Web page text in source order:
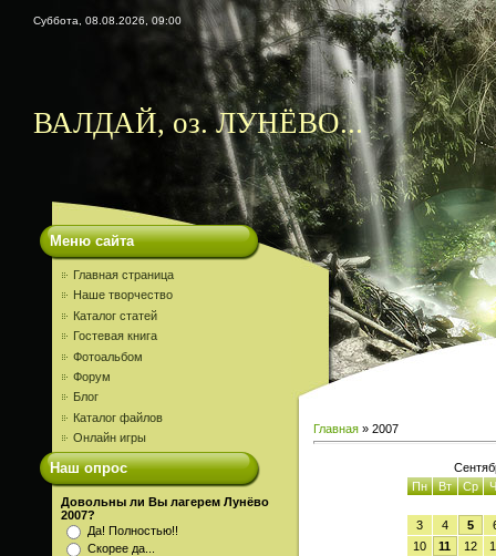
Суббота, 08.08.2026, 09:00
ВАЛДАЙ, оз. ЛУНЁВО...
Меню сайта
Главная страница
Наше творчество
Каталог статей
Гостевая книга
Фотоальбом
Форум
Блог
Каталог файлов
Онлайн игры
Наш опрос
Довольны ли Вы лагерем Лунёво
2007?
Да! Полностью!!
Скорее да...
Главная » 2007
Пн
Вт Ср
3 4 5
10
11 12